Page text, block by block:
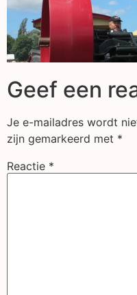
Geef een
Je e-mailadres wordt
zijn gemarkeerd met *
Reactie *